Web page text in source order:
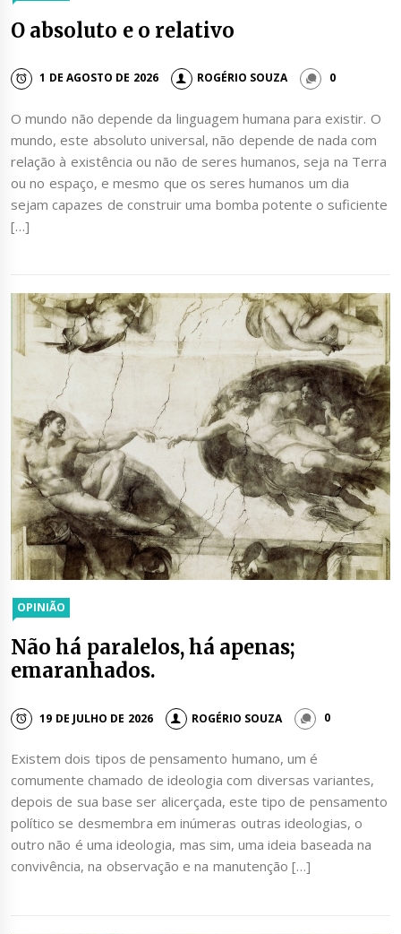
O absoluto e o relativo
1 DE AGOSTO DE 2026 ROGÉRIO SOUZA 0
O mundo não depende da linguagem humana para existir. O
mundo, este absoluto universal, não depende de nada com
relação à existência ou não de seres humanos, seja na Terra
ou no espaço, e mesmo que os seres humanos um dia
sejam capazes de construir uma bomba potente o suficiente
[…]
OPINIÃO
Não há paralelos, há apenas;
emaranhados.
19 DE JULHO DE 2026 ROGÉRIO SOUZA 0
Existem dois tipos de pensamento humano, um é
comumente chamado de ideologia com diversas variantes,
depois de sua base ser alicerçada, este tipo de pensamento
político se desmembra em inúmeras outras ideologias, o
outro não é uma ideologia, mas sim, uma ideia baseada na
convivência, na observação e na manutenção […]